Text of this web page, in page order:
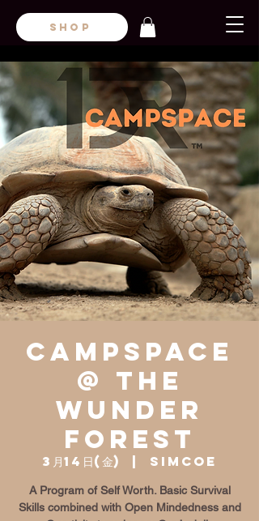
SHOP
CampsPace
@ The
Wunder
Forest
3月14日(金) Simcoe
A Program of Self Worth. Basic Survival
Skills combined with Open Mindedness and